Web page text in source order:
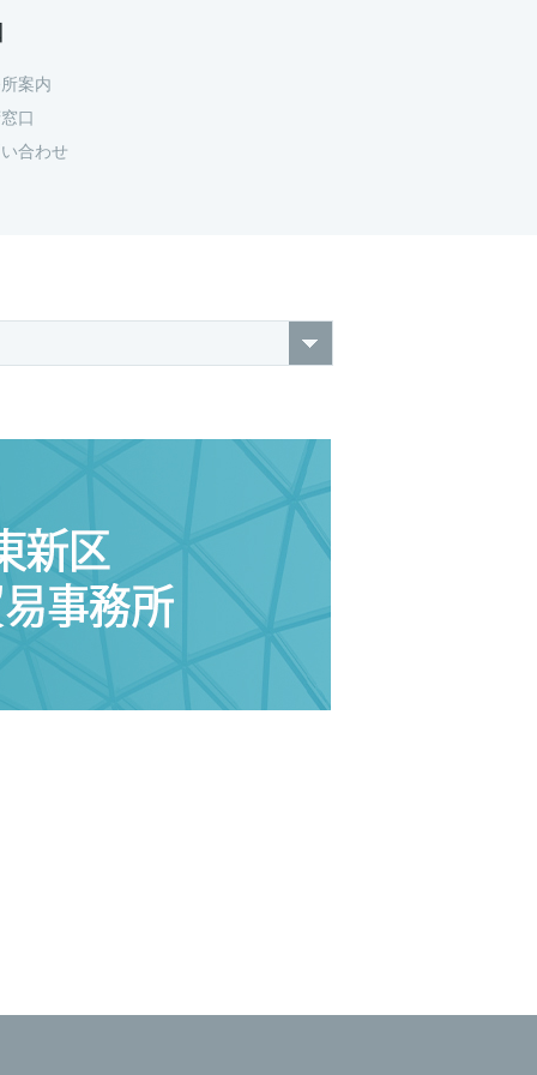
案内
口
合わせ